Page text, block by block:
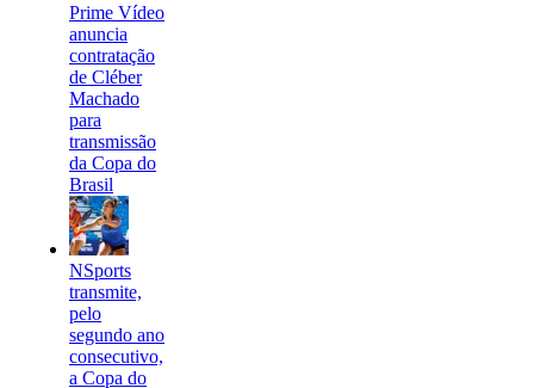
Prime Vídeo
anuncia
contratação
de Cléber
Machado
para
transmissão
da Copa do
Brasil
NSports
transmite,
pelo
segundo ano
consecutivo,
a Copa do